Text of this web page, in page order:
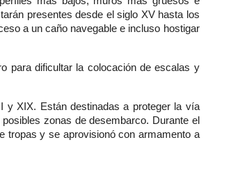
presentes desde el siglo XV hasta los
a un caño navegable e incluso hostigar
para dificultar la colocación de escalas y
y XIX. Están destinadas a proteger la vía
zonas de desembarco. Durante el
tropas y se aprovisionó con armamento a